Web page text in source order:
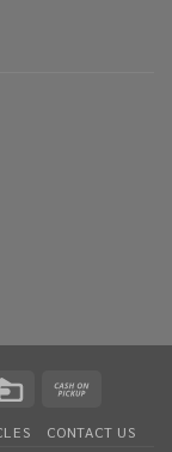
Credit
Pickup
CONTACT US